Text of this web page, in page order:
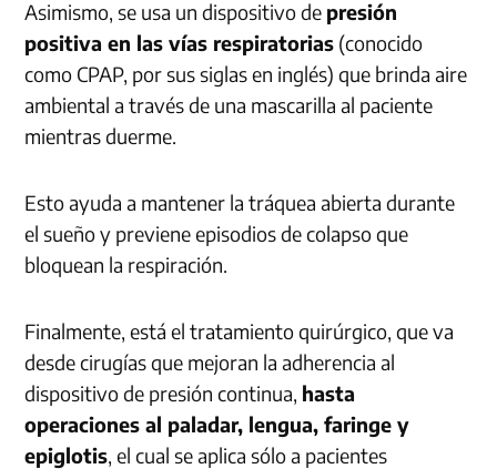
Asimismo, se usa un dispositivo de presión
positiva en las vías respiratorias (conocido
como CPAP, por sus siglas en inglés) que brinda aire
ambiental a través de una mascarilla al paciente
mientras duerme.
Esto ayuda a mantener la tráquea abierta durante
el sueño y previene episodios de colapso que
bloquean la respiración.
Finalmente, está el tratamiento quirúrgico, que va
desde cirugías que mejoran la adherencia al
dispositivo de presión continua, hasta
operaciones al paladar, lengua, faringe y
epiglotis , el cual se aplica sólo a pacientes